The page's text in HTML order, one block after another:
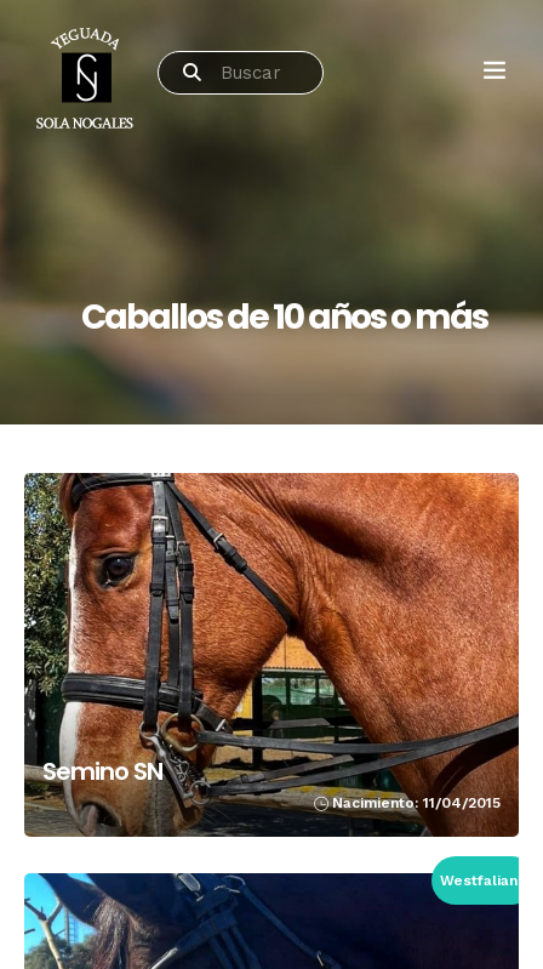
Caballos de 10 años o más
Semino SN
Nacimiento: 11/04/2015
Westfaliano